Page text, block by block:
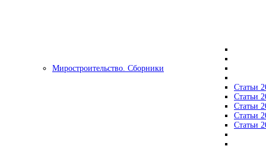
Миростроительство. Сборники
Статьи
Статьи
Статьи
Статьи
Статьи